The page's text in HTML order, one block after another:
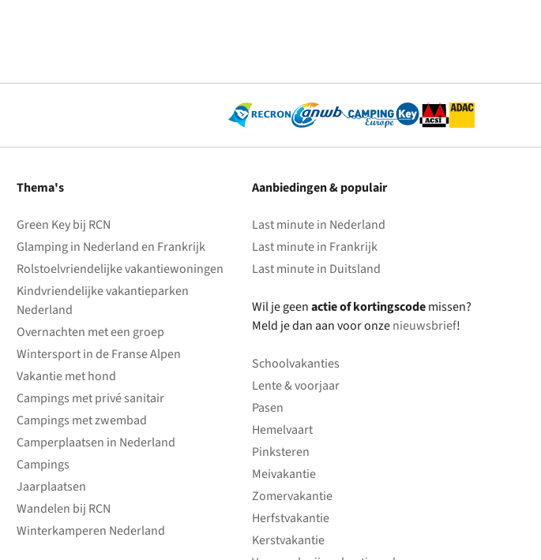
Thema's
Green Key bij RCN
Glamping in Nederland en Frankrijk
Rolstoelvriendelijke vakantiewoningen
Kindvriendelijke vakantieparken
Nederland
Overnachten met een groep
Wintersport in de Franse Alpen
Vakantie met hond
Campings met privé sanitair
Campings met zwembad
Camperplaatsen in Nederland
Campings
Jaarplaatsen
Wandelen bij RCN
Winterkamperen Nederland
Aanbiedingen & populair
Last minute in Nederland
Last minute in Frankrijk
Last minute in Duitsland
Wil je geenactie of kortingscodemissen?
Meld je dan aan voor onzenieuwsbrief!
Schoolvakanties
Lente & voorjaar
Pasen
Hemelvaart
Pinksteren
Meivakantie
Zomervakantie
Herfstvakantie
Kerstvakantie